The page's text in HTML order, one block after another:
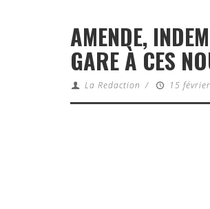
AMENDE,
GARE À CES
La Redaction / 15